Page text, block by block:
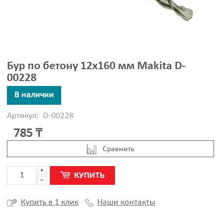
Бур по бетону 12x160 мм Makita D-
00228
В наличии
Артикул: D-00228
785 ₸
Cравнить
КУПИТЬ
Купить в 1 клик Наши контакты